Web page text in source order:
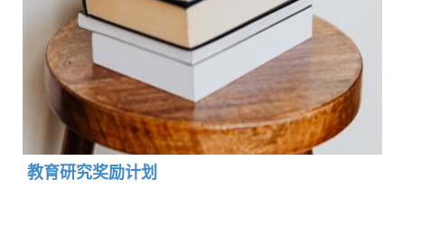
教育研究奖励计划